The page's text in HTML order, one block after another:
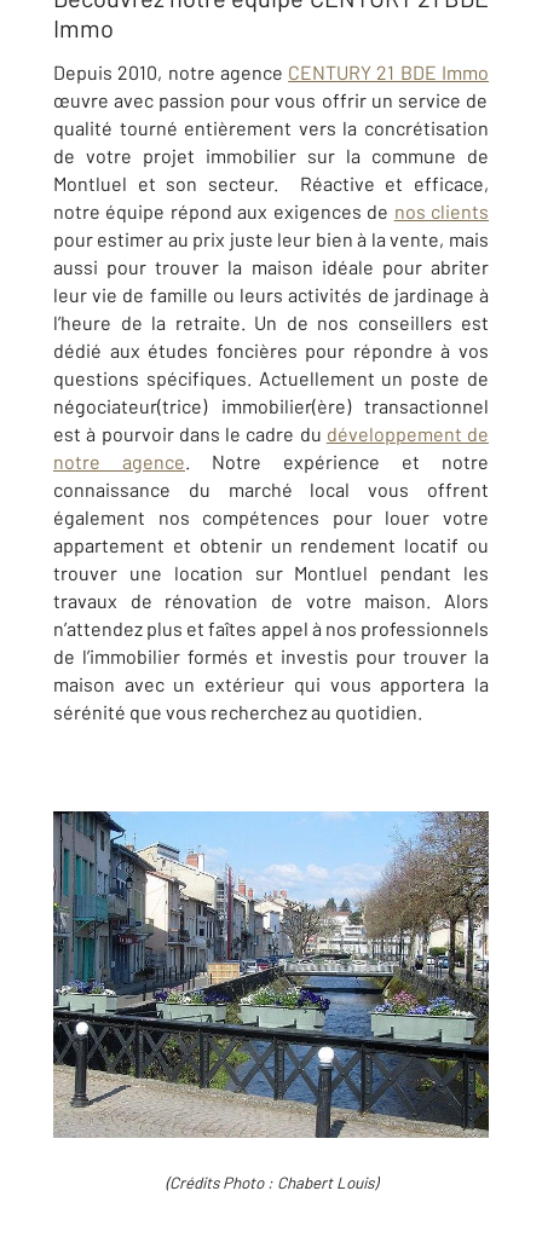
Immo
Depuis 2010, notre agence CENTURY 21 BDE Immo
œuvre avec passion pour vous offrir un service de
qualité tourné entièrement vers la concrétisation
de votre projet immobilier sur la commune de
Montluel et son secteur. Réactive et efficace,
notre équipe répond aux exigences de nos clients
pour estimer au prix juste leur bien à la vente, mais
aussi pour trouver la maison idéale pour abriter
leur vie de famille ou leurs activités de jardinage à
l’heure de la retraite. Un de nos conseillers est
dédié aux études foncières pour répondre à vos
questions spécifiques. Actuellement un poste de
négociateur(trice) immobilier(ère) transactionnel
est à pourvoir dans le cadre du développement de
notre agence. Notre expérience et notre
connaissance du marché local vous offrent
également nos compétences pour louer votre
appartement et obtenir un rendement locatif ou
trouver une location sur Montluel pendant les
travaux de rénovation de votre maison. Alors
n’attendez plus et faîtes appel à nos professionnels
de l’immobilier formés et investis pour trouver la
maison avec un extérieur qui vous apportera la
sérénité que vous recherchez au quotidien.
(Crédits Photo : Chabert Louis)